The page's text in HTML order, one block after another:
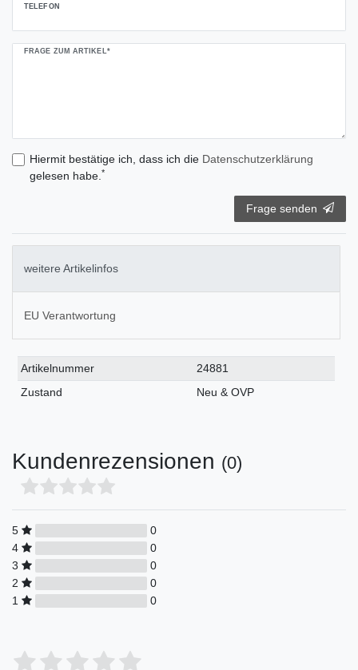
TELEFON
FRAGE ZUM ARTIKEL*
Hiermit bestätige ich, dass ich die Daten­schutz­erklärung
gelesen habe. *
Frage senden
weitere Artikelinfos
EU Verantwortung
Technisches
Merkmal
Wert
Artikelnummer
24881
Zustand
Neu & OVP
Kundenrezensionen (0)
5
0
4
0
3
0
2
0
1
0